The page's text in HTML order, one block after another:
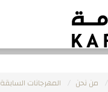
من نحن
المهرجانات السابقة